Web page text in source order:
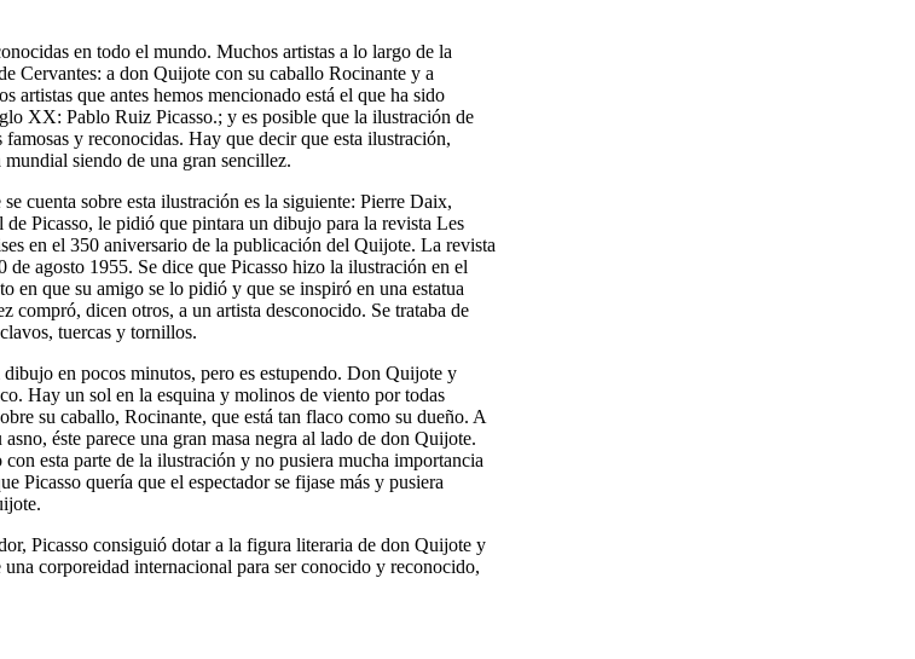
en todo el mundo. Muchos artistas a lo largo de la
Cervantes: a don Quijote con su caballo Rocinante y a
artistas que antes hemos mencionado está el que ha sido
XX: Pablo Ruiz Picasso.; y es posible que la ilustración de
y reconocidas. Hay que decir que esta ilustración,
siendo de una gran sencillez.
cuenta sobre esta ilustración es la siguiente: Pierre Daix,
de Picasso, le pidió que pintara un dibujo para la revista Les
en el 350 aniversario de la publicación del Quijote. La revista
de agosto 1955. Se dice que Picasso hizo la ilustración en el
en que su amigo se lo pidió y que se inspiró en una estatua
compró, dicen otros, a un artista desconocido. Se trataba de
tuercas y tornillos.
dibujo en pocos minutos, pero es estupendo. Don Quijote y
Hay un sol en la esquina y molinos de viento por todas
su caballo, Rocinante, que está tan flaco como su dueño. A
éste parece una gran masa negra al lado de don Quijote.
esta parte de la ilustración y no pusiera mucha importancia
Picasso quería que el espectador se fijase más y pusiera
Picasso consiguió dotar a la figura literaria de don Quijote y
una corporeidad internacional para ser conocido y reconocido,